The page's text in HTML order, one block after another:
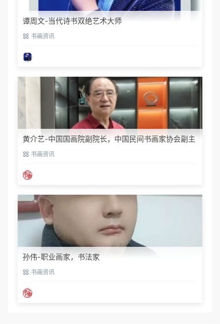
谭周文-当代诗书双绝艺术大师
书画资讯
黄介艺-中国国画院副院长，中国民间书画家协会副主
席 书画资讯
孙伟-职业画家，书法家
书画资讯